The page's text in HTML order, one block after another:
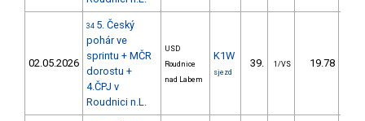
02.05.2026
34 5. Český
pohár ve
sprintu + MČR
dorostu +
4.ČPJ v
Roudnici n.L.
USD
Roudnice
nad Labem
K1W
sjezd
39. 1/VS 19.78